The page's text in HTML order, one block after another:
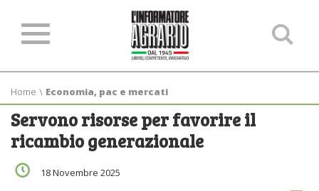
Home \ Economia, pac e mercati
Servono risorse per favorire il
ricambio generazionale
18 Novembre 2025